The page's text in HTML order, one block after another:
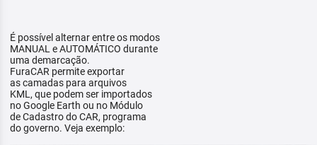
É possível alternar entre os modos
MANUAL e AUTOMÁTICO durante
uma demarcação.
FuraCAR permite exportar
as camadas para arquivos
KML, que podem ser importados
no Google Earth ou no Módulo
de Cadastro do CAR, programa
do governo. Veja exemplo: